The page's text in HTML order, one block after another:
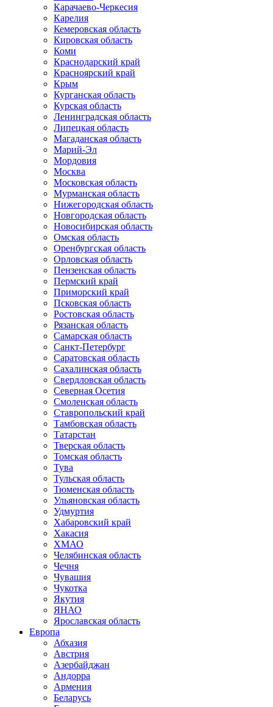
Карачаево-Черкесия
Карелия
Кемеровская область
Кировская область
Коми
Краснодарский край
Красноярский край
Крым
Курганская область
Курская область
Ленинградская область
Липецкая область
Магаданская область
Марий-Эл
Мордовия
Москва
Московская область
Мурманская область
Нижегородская область
Новгородская область
Новосибирская область
Омская область
Оренбургская область
Орловская область
Пензенская область
Пермский край
Приморский край
Псковская область
Ростовская область
Рязанская область
Самарская область
Санкт-Петербург
Саратовская область
Сахалинская область
Свердловская область
Северная Осетия
Смоленская область
Ставропольский край
Тамбовская область
Татарстан
Тверская область
Томская область
Тува
Тульская область
Тюменская область
Ульяновская область
Удмуртия
Хабаровский край
Хакасия
ХМАО
Челябинская область
Чечня
Чувашия
Чукотка
Якутия
ЯНАО
Ярославская область
Европа
Абхазия
Австрия
Азербайджан
Андорра
Армения
Беларусь